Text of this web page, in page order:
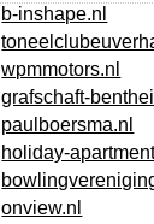
b-inshape.nl
wpmmotors.nl
grafschaft-
paulboersma.nl
holiday-
onview.nl